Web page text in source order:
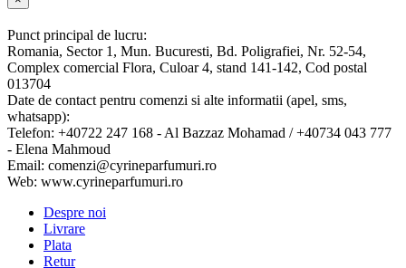
product
view
Punct principal de lucru:
Romania, Sector 1, Mun. Bucuresti, Bd. Poligrafiei, Nr. 52-54,
Complex comercial Flora, Culoar 4, stand 141-142, Cod postal
013704
Date de contact pentru comenzi si alte informatii (apel, sms,
whatsapp):
Telefon: +40722 247 168 - Al Bazzaz Mohamad / +40734 043 777
- Elena Mahmoud
Email: comenzi@cyrineparfumuri.ro
Web: www.cyrineparfumuri.ro
Despre noi
Livrare
Plata
Retur